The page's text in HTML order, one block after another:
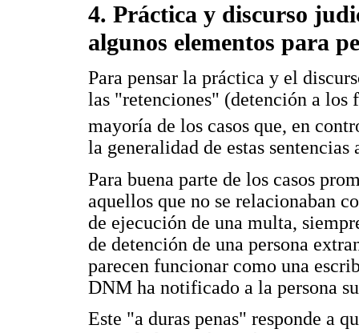
4. Práctica y discurso
algunos elementos para
Para pensar la práctica y el
las "retenciones" (detención a los
mayoría de los casos que, en
la generalidad de estas
Para buena parte de los casos
aquellos que no se relacionaban
de ejecución de una multa,
de detención de una persona
parecen funcionar como una
DNM ha notificado a la persona
Este "a duras penas" responde a